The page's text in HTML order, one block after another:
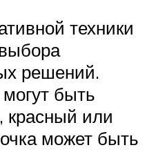
техники
решений.
быть
или
может быть